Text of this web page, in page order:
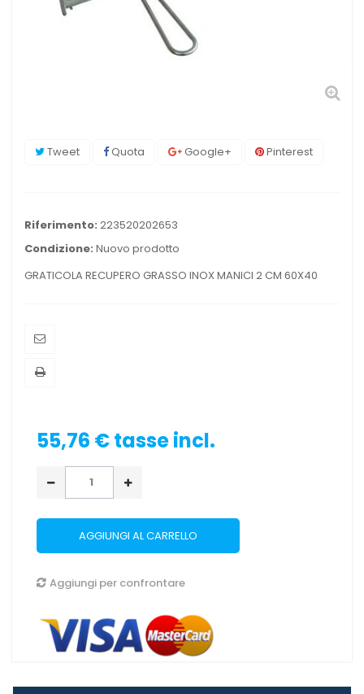
Tweet Quota Google+ Pinterest
Riferimento: 223520202653
Condizione: Nuovo prodotto
GRATICOLA RECUPERO GRASSO INOX MANICI 2 CM 60X40
55,76 €tasse incl.
AGGIUNGI AL CARRELLO
Aggiungi per confrontare